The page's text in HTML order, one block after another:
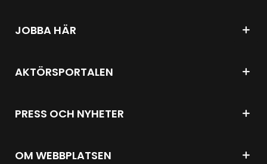
JOBBA HÄR
AKTÖRSPORTALEN
PRESS OCH NYHETER
OM WEBBPLATSEN